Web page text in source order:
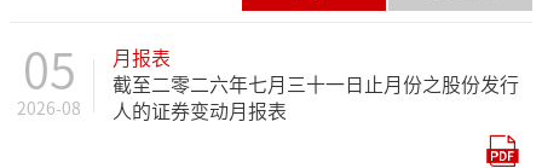
05
2026-08
月报表
截至二零二六年七月三十一日止月份之股份发行
人的证券变动月报表